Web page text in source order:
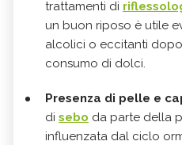
trattamenti di
un buon riposo è utile
alcolici o eccitanti
consumo di dolci.
Presenza di pelle e
di sebo da parte della
influenzata dal ciclo